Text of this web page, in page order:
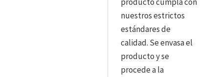
nuestros estrictos
estándares de
calidad. Se envasa el
producto y se
procede a la